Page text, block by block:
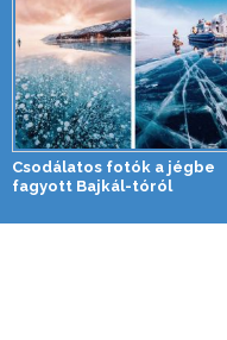
Csodálatos fotók a jégbe
fagyott Bajkál-tóról